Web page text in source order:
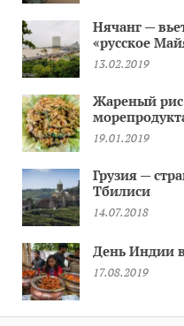
Нячанг —
«русское
13.02.2019
Жареный рис
19.01.2019
Грузия —
Тбилиси
14.07.2018
День Индии
17.08.2019